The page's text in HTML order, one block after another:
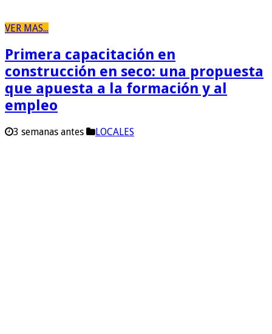
VER MAS...
Primera capacitación en
construcción en seco: una propuesta
que apuesta a la formación y al
empleo
3 semanas antes LOCALES